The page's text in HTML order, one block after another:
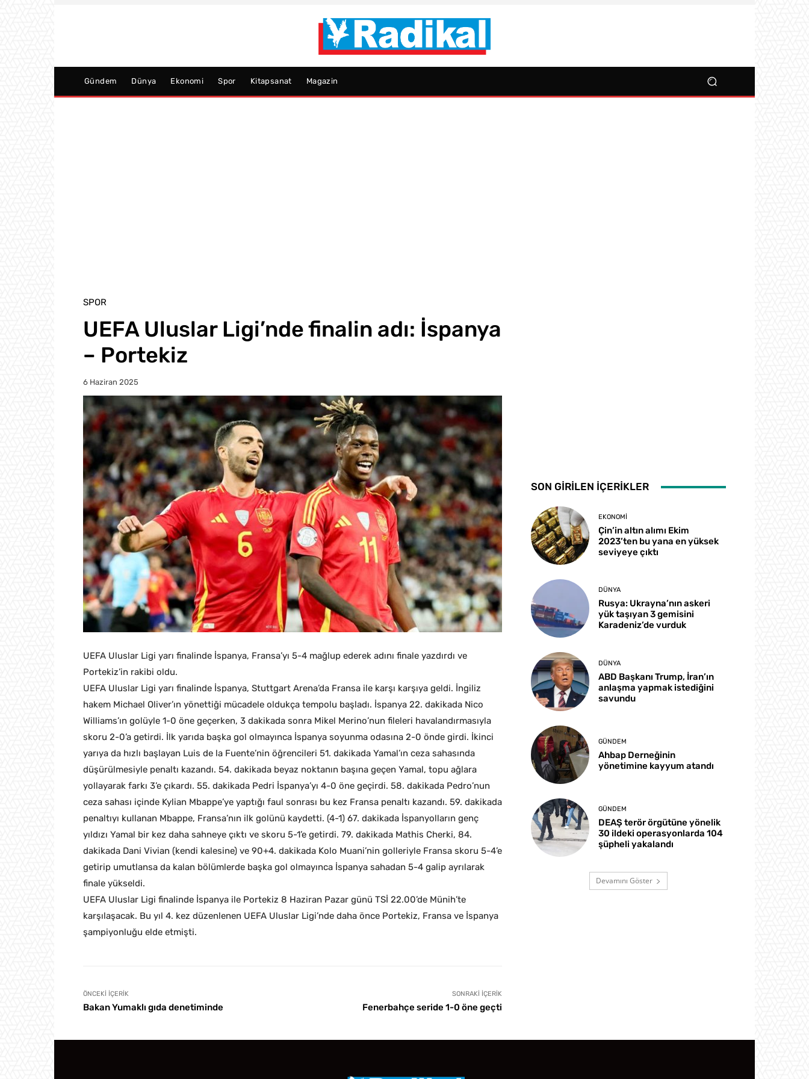
Gündem Dünya Ekonomi Spor Kitapsanat Magazin
SPOR
UEFA Uluslar Ligi’nde finalin adı: İspanya
– Portekiz
6 Haziran 2025
UEFA Uluslar Ligi yarı finalinde İspanya, Fransa’yı 5-4 mağlup ederek adını finale yazdırdı ve
Portekiz’in rakibi oldu.
UEFA Uluslar Ligi yarı finalinde İspanya, Stuttgart Arena’da Fransa ile karşı karşıya geldi. İngiliz
hakem Michael Oliver’ın yönettiği mücadele oldukça tempolu başladı. İspanya 22. dakikada Nico
Williams’ın golüyle 1-0 öne geçerken, 3 dakikada sonra Mikel Merino’nun fileleri havalandırmasıyla
skoru 2-0’a getirdi. İlk yarıda başka gol olmayınca İspanya soyunma odasına 2-0 önde girdi. İkinci
yarıya da hızlı başlayan Luis de la Fuente’nin öğrencileri 51. dakikada Yamal’ın ceza sahasında
düşürülmesiyle penaltı kazandı. 54. dakikada beyaz noktanın başına geçen Yamal, topu ağlara
yollayarak farkı 3’e çıkardı. 55. dakikada Pedri İspanya’yı 4-0 öne geçirdi. 58. dakikada Pedro’nun
ceza sahası içinde Kylian Mbappe’ye yaptığı faul sonrası bu kez Fransa penaltı kazandı. 59. dakikada
penaltıyı kullanan Mbappe, Fransa’nın ilk golünü kaydetti. (4-1) 67. dakikada İspanyolların genç
yıldızı Yamal bir kez daha sahneye çıktı ve skoru 5-1’e getirdi. 79. dakikada Mathis Cherki, 84.
dakikada Dani Vivian (kendi kalesine) ve 90+4. dakikada Kolo Muani’nin golleriyle Fransa skoru 5-4’e
getirip umutlansa da kalan bölümlerde başka gol olmayınca İspanya sahadan 5-4 galip ayrılarak
finale yükseldi.
UEFA Uluslar Ligi finalinde İspanya ile Portekiz 8 Haziran Pazar günü TSİ 22.00’de Münih’te
karşılaşacak. Bu yıl 4. kez düzenlenen UEFA Uluslar Ligi’nde daha önce Portekiz, Fransa ve İspanya
şampiyonluğu elde etmişti.
ÖNCEKI İÇERIK
Bakan Yumaklı gıda denetiminde
SONRAKI İÇERIK
Fenerbahçe seride 1-0 öne geçti
SON GİRİLEN İÇERİKLER
EKONOMI
Çin’in altın alımı Ekim
2023’ten bu yana en yüksek
seviyeye çıktı
DÜNYA
Rusya: Ukrayna’nın askeri
yük taşıyan 3 gemisini
Karadeniz’de vurduk
DÜNYA
ABD Başkanı Trump, İran’ın
anlaşma yapmak istediğini
savundu
GÜNDEM
Ahbap Derneğinin
yönetimine kayyum atandı
GÜNDEM
DEAŞ terör örgütüne yönelik
30 ildeki operasyonlarda 104
şüpheli yakalandı
Devamını Göster